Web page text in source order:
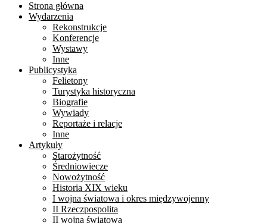
Strona główna
Wydarzenia
Rekonstrukcje
Konferencje
Wystawy
Inne
Publicystyka
Felietony
Turystyka historyczna
Biografie
Wywiady
Reportaże i relacje
Inne
Artykuły
Starożytność
Średniowiecze
Nowożytność
Historia XIX wieku
I wojna światowa i okres międzywojenny
II Rzeczpospolita
II wojna światowa